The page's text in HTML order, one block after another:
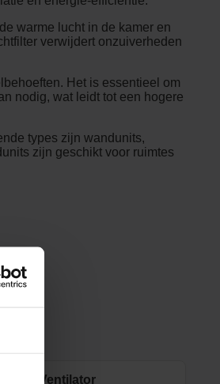
warme lucht in de kamer en
verwijdert onzuiverheden
Het is essentieel om
nodig, wat leidt tot een hogere
types zijn wandunits,
zijn geschikt voor ruimtes
Ventilator